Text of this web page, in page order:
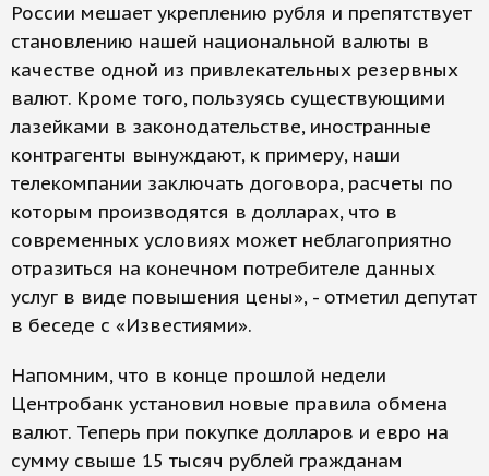
России мешает укреплению рубля и препятствует
становлению нашей национальной валюты в
качестве одной из привлекательных резервных
валют. Кроме того, пользуясь существующими
лазейками в законодательстве, иностранные
контрагенты вынуждают, к примеру, наши
телекомпании заключать договора, расчеты по
которым производятся в долларах, что в
современных условиях может неблагоприятно
отразиться на конечном потребителе данных
услуг в виде повышения цены», - отметил депутат
в беседе с «Известиями».
Напомним, что в конце прошлой недели
Центробанк установил новые правила обмена
валют. Теперь при покупке долларов и евро на
сумму свыше 15 тысяч рублей гражданам